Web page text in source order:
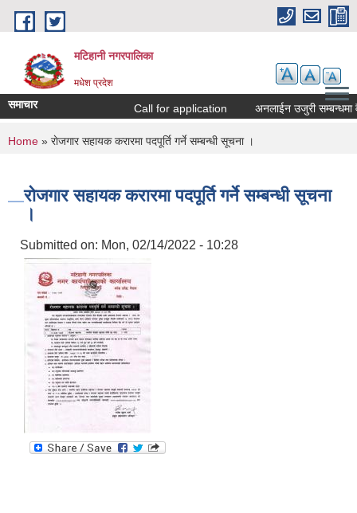
Skip to main content
मटिहानी नगरपालिका
मधेश प्रदेश
समाचार Call for application अनलाईन उजुरी सम्बन्धमा
You are here
Home » राेजगार सहायक करारमा पदपूर्ति गर्ने सम्बन्धी सूचना ।
राेजगार सहायक करारमा पदपूर्ति गर्ने सम्बन्धी सूचना
।
Submitted on: Mon, 02/14/2022 - 10:28